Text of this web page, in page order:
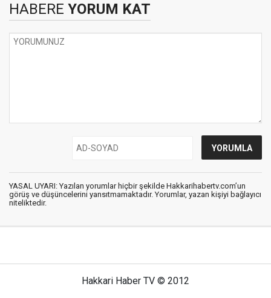
HABERE YORUM KAT
YASAL UYARI: Yazılan yorumlar hiçbir şekilde Hakkarihabertv.com’un
görüş ve düşüncelerini yansıtmamaktadır. Yorumlar, yazan kişiyi bağlayıcı
niteliktedir.
Hakkari Haber TV © 2012